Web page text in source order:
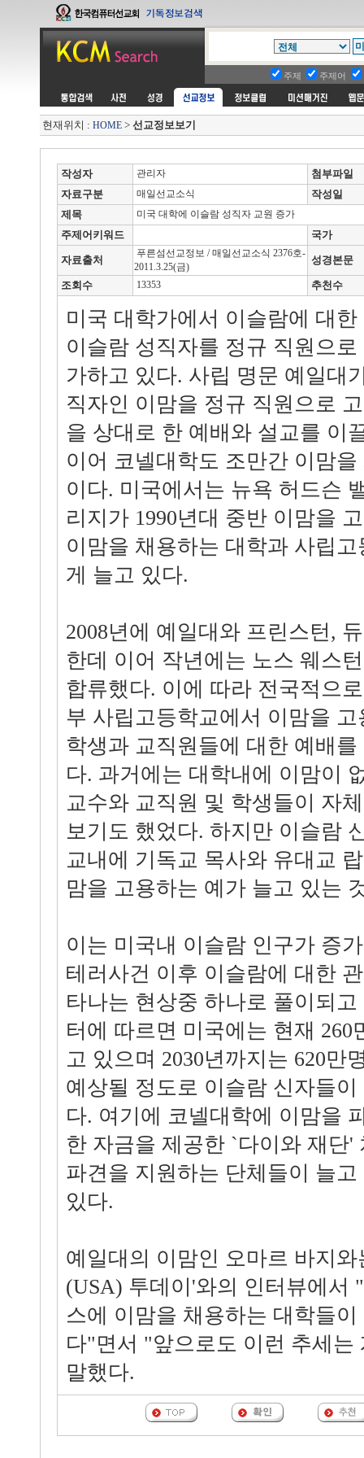
주제 주제어
현재위치 : HOME > 선교정보보기
작성자 관리자
첨부파일
자료구분
매일선교소식
작성일
제목
미국 대학에 이슬람 성직자 교원 증가
주제어키워드 국가
자료출처
푸른섬선교정보 / 매일선교소식 2376호-
2011.3.25(금)
성경본문
조회수 13353 추천수
미국 대학가에서 이슬람에 대
이슬람 성직자를 정규 직원으
가하고 있다. 사립 명문 예일대
직자인 이맘을 정규 직원으로
을 상대로 한 예배와 설교를 이
이어 코넬대학도 조만간 이맘
이다. 미국에서는 뉴욕 허드슨
리지가 1990년대 중반 이맘을
이맘을 채용하는 대학과 사립
게 늘고 있다.
2008년에 예일대와 프린스턴,
한데 이어 작년에는 노스 웨스
합류했다. 이에 따라 전국적으
부 사립고등학교에서 이맘을
학생과 교직원들에 대한 예배
다. 과거에는 대학내에 이맘이
교수와 교직원 및 학생들이 자
보기도 했었다. 하지만 이슬람
교내에 기독교 목사와 유대교
맘을 고용하는 예가 늘고 있는
이는 미국내 이슬람 인구가 증
테러사건 이후 이슬람에 대한
타나는 현상중 하나로 풀이되
터에 따르면 미국에는 현재 260
고 있으며 2030년까지는 620만
예상될 정도로 이슬람 신자들
다. 여기에 코넬대학에 이맘을
한 자금을 제공한 `다이와 재단'
파견을 지원하는 단체들이 늘
있다.
예일대의 이맘인 오마르 바지
(USA) 투데이'와의 인터뷰에서
스에 이맘을 채용하는 대학들
다"면서 "앞으로도 이런 추세는
말했다.